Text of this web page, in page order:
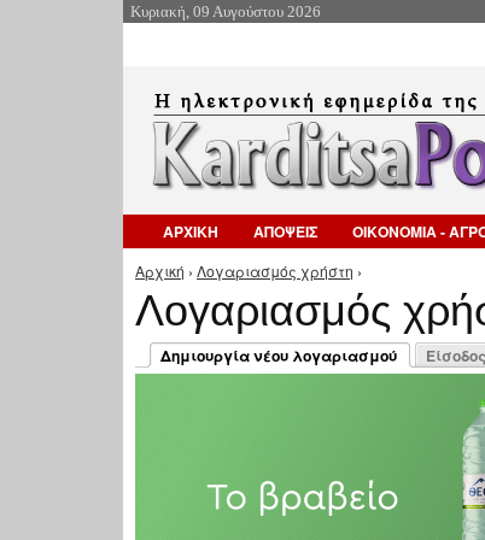
Κυριακή, 09 Αυγούστου 2026
ΑΡΧΙΚΗ ΑΠΟΨΕΙΣ ΟΙΚΟΝΟΜΙΑ -
Είστε εδώ
Αρχική › Λογαριασμός χρήστη ›
Λογαριασμός
Πρωτεύουσες καρτέλες
Δημιουργία νέου λογαριασμού
(ενεργή καρτέλα)
Είσοδος